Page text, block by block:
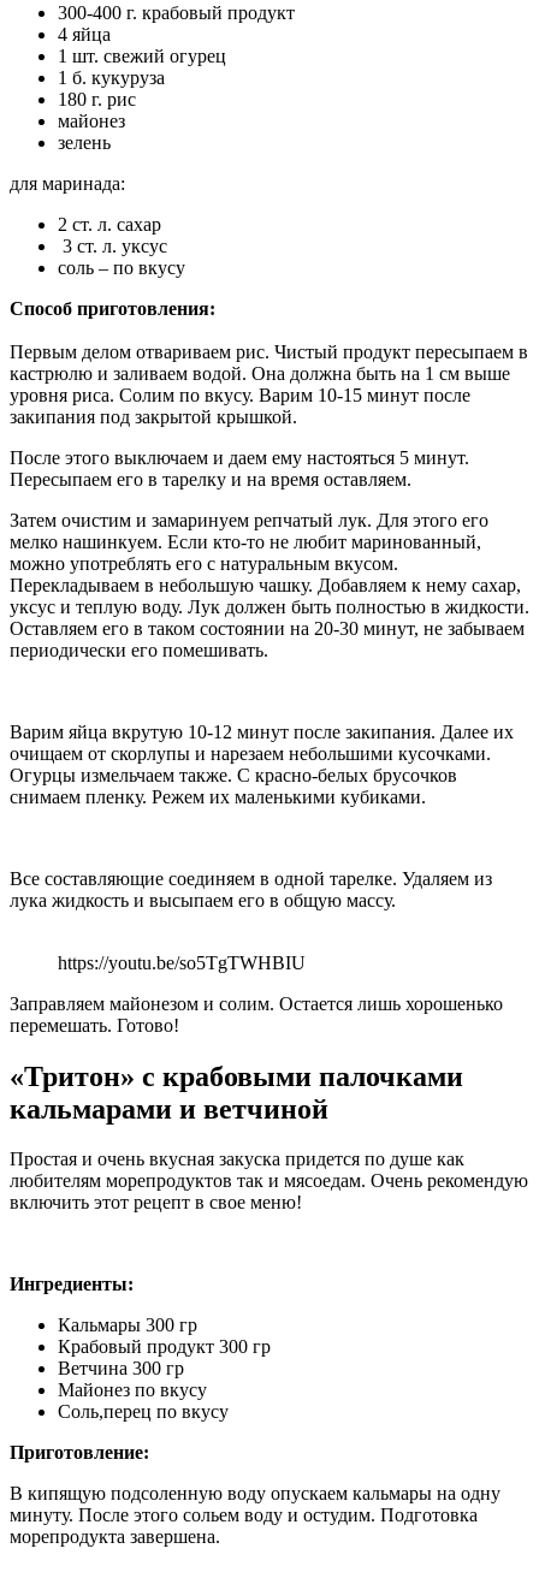
300-400 г. крабовый продукт
4 яйца
1 шт. свежий огурец
1 б. кукуруза
180 г. рис
майонез
зелень
для маринада:
2 ст. л. сахар
3 ст. л. уксус
соль – по вкусу
Способ приготовления:
Первым делом отвариваем рис. Чистый продукт пересыпаем в
кастрюлю и заливаем водой. Она должна быть на 1 см выше
уровня риса. Солим по вкусу. Варим 10-15 минут после
закипания под закрытой крышкой.
После этого выключаем и даем ему настояться 5 минут.
Пересыпаем его в тарелку и на время оставляем.
Затем очистим и замаринуем репчатый лук. Для этого его
мелко нашинкуем. Если кто-то не любит маринованный,
можно употреблять его с натуральным вкусом.
Перекладываем в небольшую чашку. Добавляем к нему сахар,
уксус и теплую воду. Лук должен быть полностью в жидкости.
Оставляем его в таком состоянии на 20-30 минут, не забываем
периодически его помешивать.
Варим яйца вкрутую 10-12 минут после закипания. Далее их
очищаем от скорлупы и нарезаем небольшими кусочками.
Огурцы измельчаем также. С красно-белых брусочков
снимаем пленку. Режем их маленькими кубиками.
Все составляющие соединяем в одной тарелке. Удаляем из
лука жидкость и высыпаем его в общую массу.
https://youtu.be/so5TgTWHBIU
Заправляем майонезом и солим. Остается лишь хорошенько
перемешать. Готово!
«Тритон» с крабовыми палочками
кальмарами и ветчиной
Простая и очень вкусная закуска придется по душе как
любителям морепродуктов так и мясоедам. Очень рекомендую
включить этот рецепт в свое меню!
Ингредиенты:
Кальмары 300 гр
Крабовый продукт 300 гр
Ветчина 300 гр
Майонез по вкусу
Соль,перец по вкусу
Приготовление:
В кипящую подсоленную воду опускаем кальмары на одну
минуту. После этого сольем воду и остудим. Подготовка
морепродукта завершена.